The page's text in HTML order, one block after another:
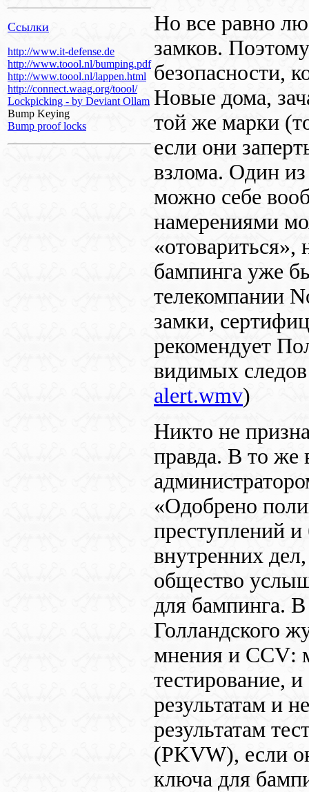
Ссылки
http://www.it-defense.de
http://www.toool.nl/bumping.pdf
http://www.toool.nl/lappen.html
http://connect.waag.org/toool/
Lockpicking - by Deviant Ollam
Bump Keying
Bump proof locks
Но все равно
замков.
безопасности,
Новые дома,
той же марки
если они
взлома. Один
можно себе
намерениями
бампинга уже
телекомпании
замки,
рекомендует
видимых
alert.wmv)
Никто не
правда. В то же
«Одобрено
преступлений и
внутренних
общество
для бампинга.
Голландского
мнения и CCV:
тестирование, и
результатам и
результатам
(PKVW), если
ключа для